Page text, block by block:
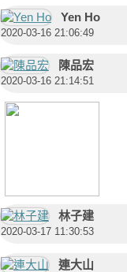
Yen Ho
2020-03-16 21:06:49
陳品宏
2020-03-16 21:14:51
林子建
2020-03-17 11:30:53
連大山